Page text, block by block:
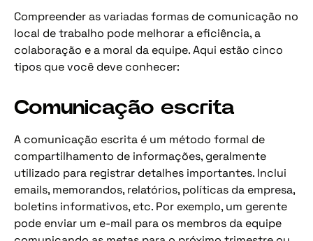
Compreender as variadas formas de comunicação no
local de trabalho pode melhorar a eficiência, a
colaboração e a moral da equipe. Aqui estão cinco
tipos que você deve conhecer:
Comunicação escrita
A comunicação escrita é um método formal de
compartilhamento de informações, geralmente
utilizado para registrar detalhes importantes. Inclui
emails, memorandos, relatórios, políticas da empresa,
boletins informativos, etc. Por exemplo, um gerente
pode enviar um e-mail para os membros da equipe